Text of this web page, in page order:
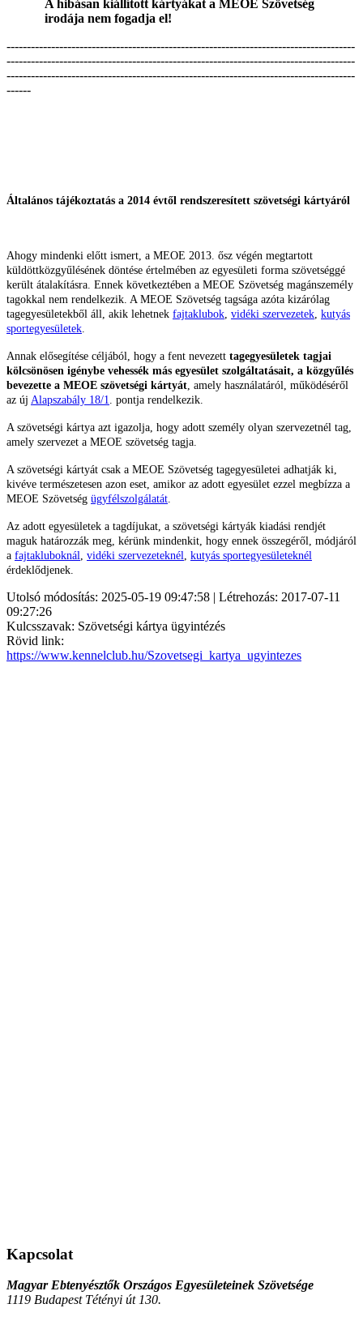
A hibásan kiállított kártyákat a MEOE Szövetség
irodája nem fogadja el!
--------------------------------------------------------------------------------------
--------------------------------------------------------------------------------------
--------------------------------------------------------------------------------------
------
Általános tájékoztatás a 2014 évtől rendszeresített szövetségi kártyáról
Ahogy mindenki előtt ismert, a MEOE 2013. ősz végén megtartott
küldöttközgyűlésének döntése értelmében az egyesületi forma szövetséggé
került átalakításra. Ennek következtében a MEOE Szövetség magánszemély
tagokkal nem rendelkezik. A MEOE Szövetség tagsága azóta kizárólag
tagegyesületekből áll, akik lehetnek fajtaklubok vidéki szervezetek kutyás
sportegyesületek
Annak elősegítése céljából, hogy a fent nevezett tagegyesületek tagjai
kölcsönösen igénybe vehessék más egyesület szolgáltatásait, a közgyűlés
bevezette a MEOE szövetségi kártyát , amely használatáról, működéséről
az új Alapszabály 18/1 . pontja rendelkezik.
A szövetségi kártya azt igazolja, hogy adott személy olyan szervezetnél tag,
amely szervezet a MEOE szövetség tagja.
A szövetségi kártyát csak a MEOE Szövetség tagegyesületei adhatják ki,
kivéve természetesen azon eset, amikor az adott egyesület ezzel megbízza a
MEOE Szövetség ügyfélszolgálatát
Az adott egyesületek a tagdíjukat, a szövetségi kártyák kiadási rendjét
maguk határozzák meg, kérünk mindenkit, hogy ennek összegéről, módjáról
a fajtakluboknál vidéki szervezeteknél
kutyás sportegyesületeknél
érdeklődjenek.
Utolsó módosítás: 2025-05-19 09:47:58 | Létrehozás: 2017-07-11
09:27:26
Kulcsszavak: Szövetségi kártya ügyintézés
Rövid link:
https://www.kennelclub.hu/Szovetsegi_kartya_ugyintezes
Kapcsolat
Magyar Ebtenyésztők Országos Egyesületeinek Szövetsége
1119 Budapest Tétényi út 130.